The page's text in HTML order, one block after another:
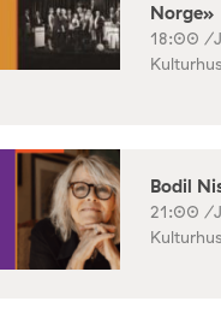
Norge»
18:00 /
Bodil
21:00 /